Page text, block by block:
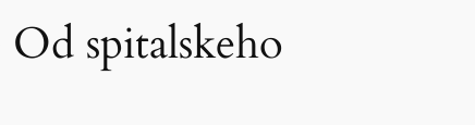
spitalskeho